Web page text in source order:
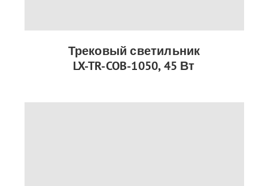
Трековый светильник
LX-TR-COB-1050, 45 Вт